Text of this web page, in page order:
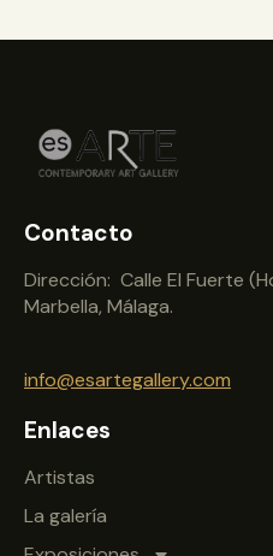
Contacto
Dirección: Calle El Fuerte
Marbella, Málaga.
info@esartegallery.com
Enlaces
Artistas
La galería